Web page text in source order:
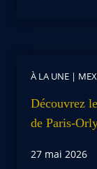
À LA UNE |
Découvrez
de Paris-
27 mai 2026